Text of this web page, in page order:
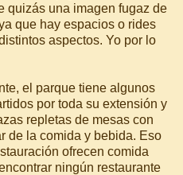
quizás una imagen fugaz de
que hay espacios o rides
aspectos. Yo por lo
el parque tiene algunos
por toda su extensión y
repletas de mesas con
de la comida y bebida. Eso
ofrecen comida
ningún restaurante